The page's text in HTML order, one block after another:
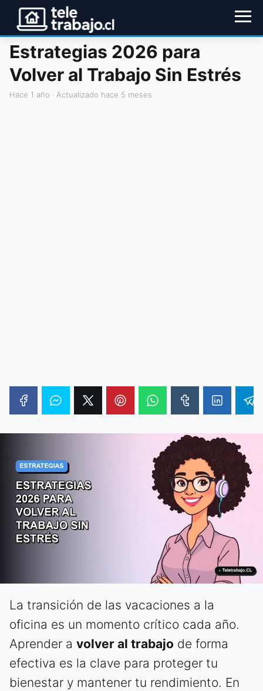
Estrategias 2026 para
Volver al Trabajo Sin Estrés
hace 1 año · Actualizado hace 5 meses
La transición de las vacaciones a la
oficina es un momento crítico cada año.
Aprender a volver al trabajo de forma
efectiva es la clave para proteger tu
bienestar y mantener tu rendimiento. En